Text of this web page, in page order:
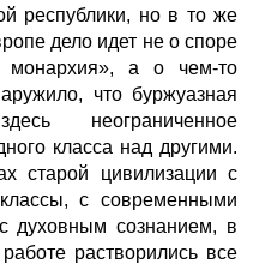
республики, но в то же
дело идет не о споре
монархия», а о чем-то
что буржуазная
неограниченное
класса над другими.
старой цивилизации с
с современными
духовным сознанием, в
растворились все